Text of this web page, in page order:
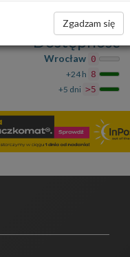
Zgadzam się
Dostępność
Wrocław 0
+24 h 8
+5 dni >5